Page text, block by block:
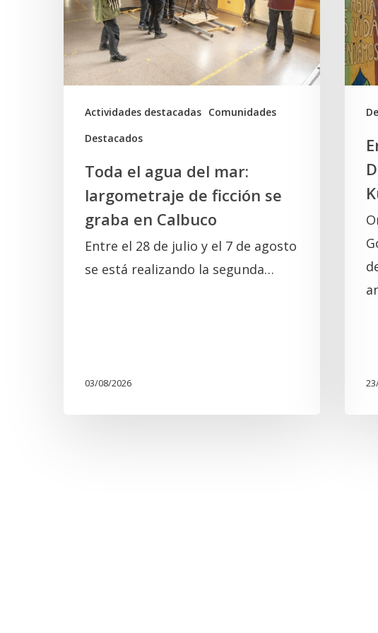
Actividades destacadas Comunidades
Destacados
mar:
largometraje
de
ficción
graba
Calbuco
Toda el agua del mar:
largometraje de ficción se
graba en Calbuco
Entre el 28 de julio y el 7 de agosto
se está realizando la segunda…
03/08/2026
y
el